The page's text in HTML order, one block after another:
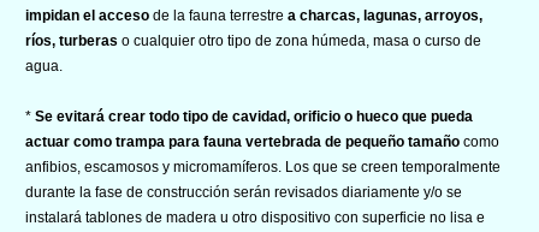
impidan el acceso de la fauna terrestre a charcas, lagunas, arroyos,
ríos, turberas o cualquier otro tipo de zona húmeda, masa o curso de
agua.
* Se evitará crear todo tipo de cavidad, orificio o hueco que pueda
actuar como trampa para fauna vertebrada de pequeño tamaño como
anfibios, escamosos y micromamíferos. Los que se creen temporalmente
durante la fase de construcción serán revisados diariamente y/o se
instalará tablones de madera u otro dispositivo con superficie no lisa e